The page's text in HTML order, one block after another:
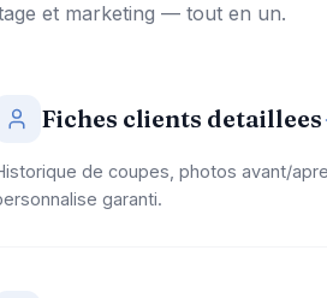
et marketing — tout en un.
Fiches clients detaillees
de coupes, photos avant/
garanti.